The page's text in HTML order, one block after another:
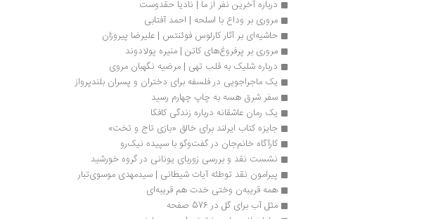
درباره آخرین نفر از ما | نادیا حقدوست
مروری بر وداع با اسلحه | احمد آفتابی
حاشیه‌ای بر آثار کارلوس فوئنتس | علیرضا پیروزان
مروری بر پرفروغ‌های کاتن | منیره پولادوند
درباره شلیک به قلب تهی | مرضیه نگهبان مروی
یک ماجراجویی در فلسفه برای دختران و پسران بلندپرواز
سفر شرق هسه به چاپ چهارم رسید
یک رمان عاشقانه درباره زندگی کافکا
جایزه کتاب ایرلند برای خالق «بازی تاج و تخت»
کارآگاه خانم‌جان در گفت‌وگو با سپیده نیک‌رو
نشست نقد و بررسی زوربای یونانی در گروه خورشید
پیرامون نقد توطئه آیات شیطانی | سیدمهدی موسوی‌تبار
همه قریبه‌ن وختی خدت هم قریبه‌ای
مثل آب برای گل در 576 صفحه